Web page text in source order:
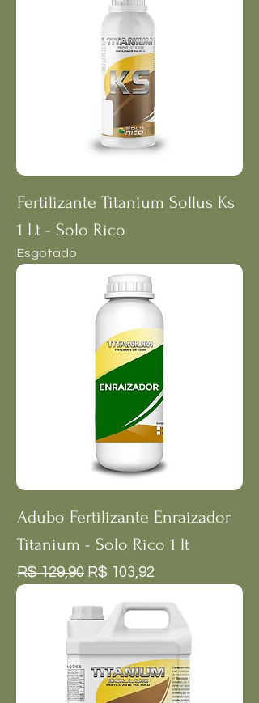
Fertilizante Titanium Sollus Ks
1 Lt - Solo Rico
Esgotado
Adubo Fertilizante Enraizador
Titanium - Solo Rico 1 lt
Preço normal
R$ 129,90 Preço promocional
R$ 103,92